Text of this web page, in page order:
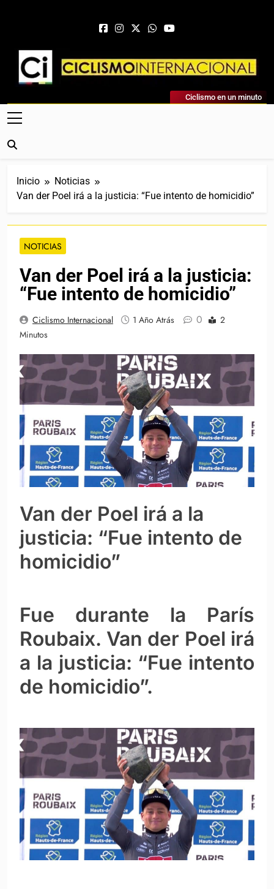
Ciclismo Internacional
Web Dedicada Al Ciclismo Mundial. Entrevistas, Análisis,
Crónicas, Previas Y Más. La Web Ciclista De Referencia.
Ciclismo en un minuto
Inicio
Noticias
Van der Poel irá a la justicia: “Fue intento de homicidio”
NOTICIAS
Van der Poel irá a la justicia:
“Fue intento de homicidio”
Ciclismo Internacional 1 Año Atrás 0
2
Minutos
Van der Poel irá a la
justicia: “Fue intento de
homicidio”
Fue durante la París
Roubaix. Van der Poel irá
a la justicia: “Fue intento
de homicidio”.